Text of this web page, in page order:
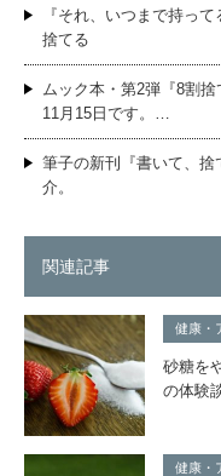
『それ、いつまで持っ
捨てる
ムック本・第2弾『8割
11月15日です。…
筆子の新刊『書いて、
介。
関連記事
健康・
砂糖を
の体験
健康・